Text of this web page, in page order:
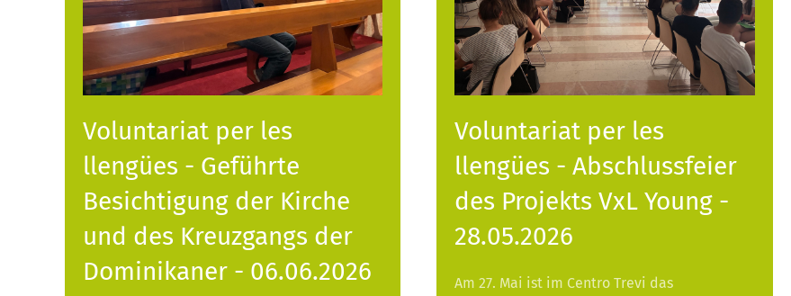
Voluntariat per les
llengües - Geführte
Besichtigung der Kirche
und des Kreuzgangs der
Dominikaner - 06.06.2026
Voluntariat per les
llengües - Abschlussfeier
des Projekts VxL Young -
28.05.2026
Am 27. Mai ist im Centro Trevi das